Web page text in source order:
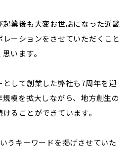
起業後も大変お世話になった近畿
ーションをさせていただくこと
います。
して創業した弊社も7周年を迎
模を拡大しながら、地方創生の
ることができています。
うキーワードを掲げさせていた